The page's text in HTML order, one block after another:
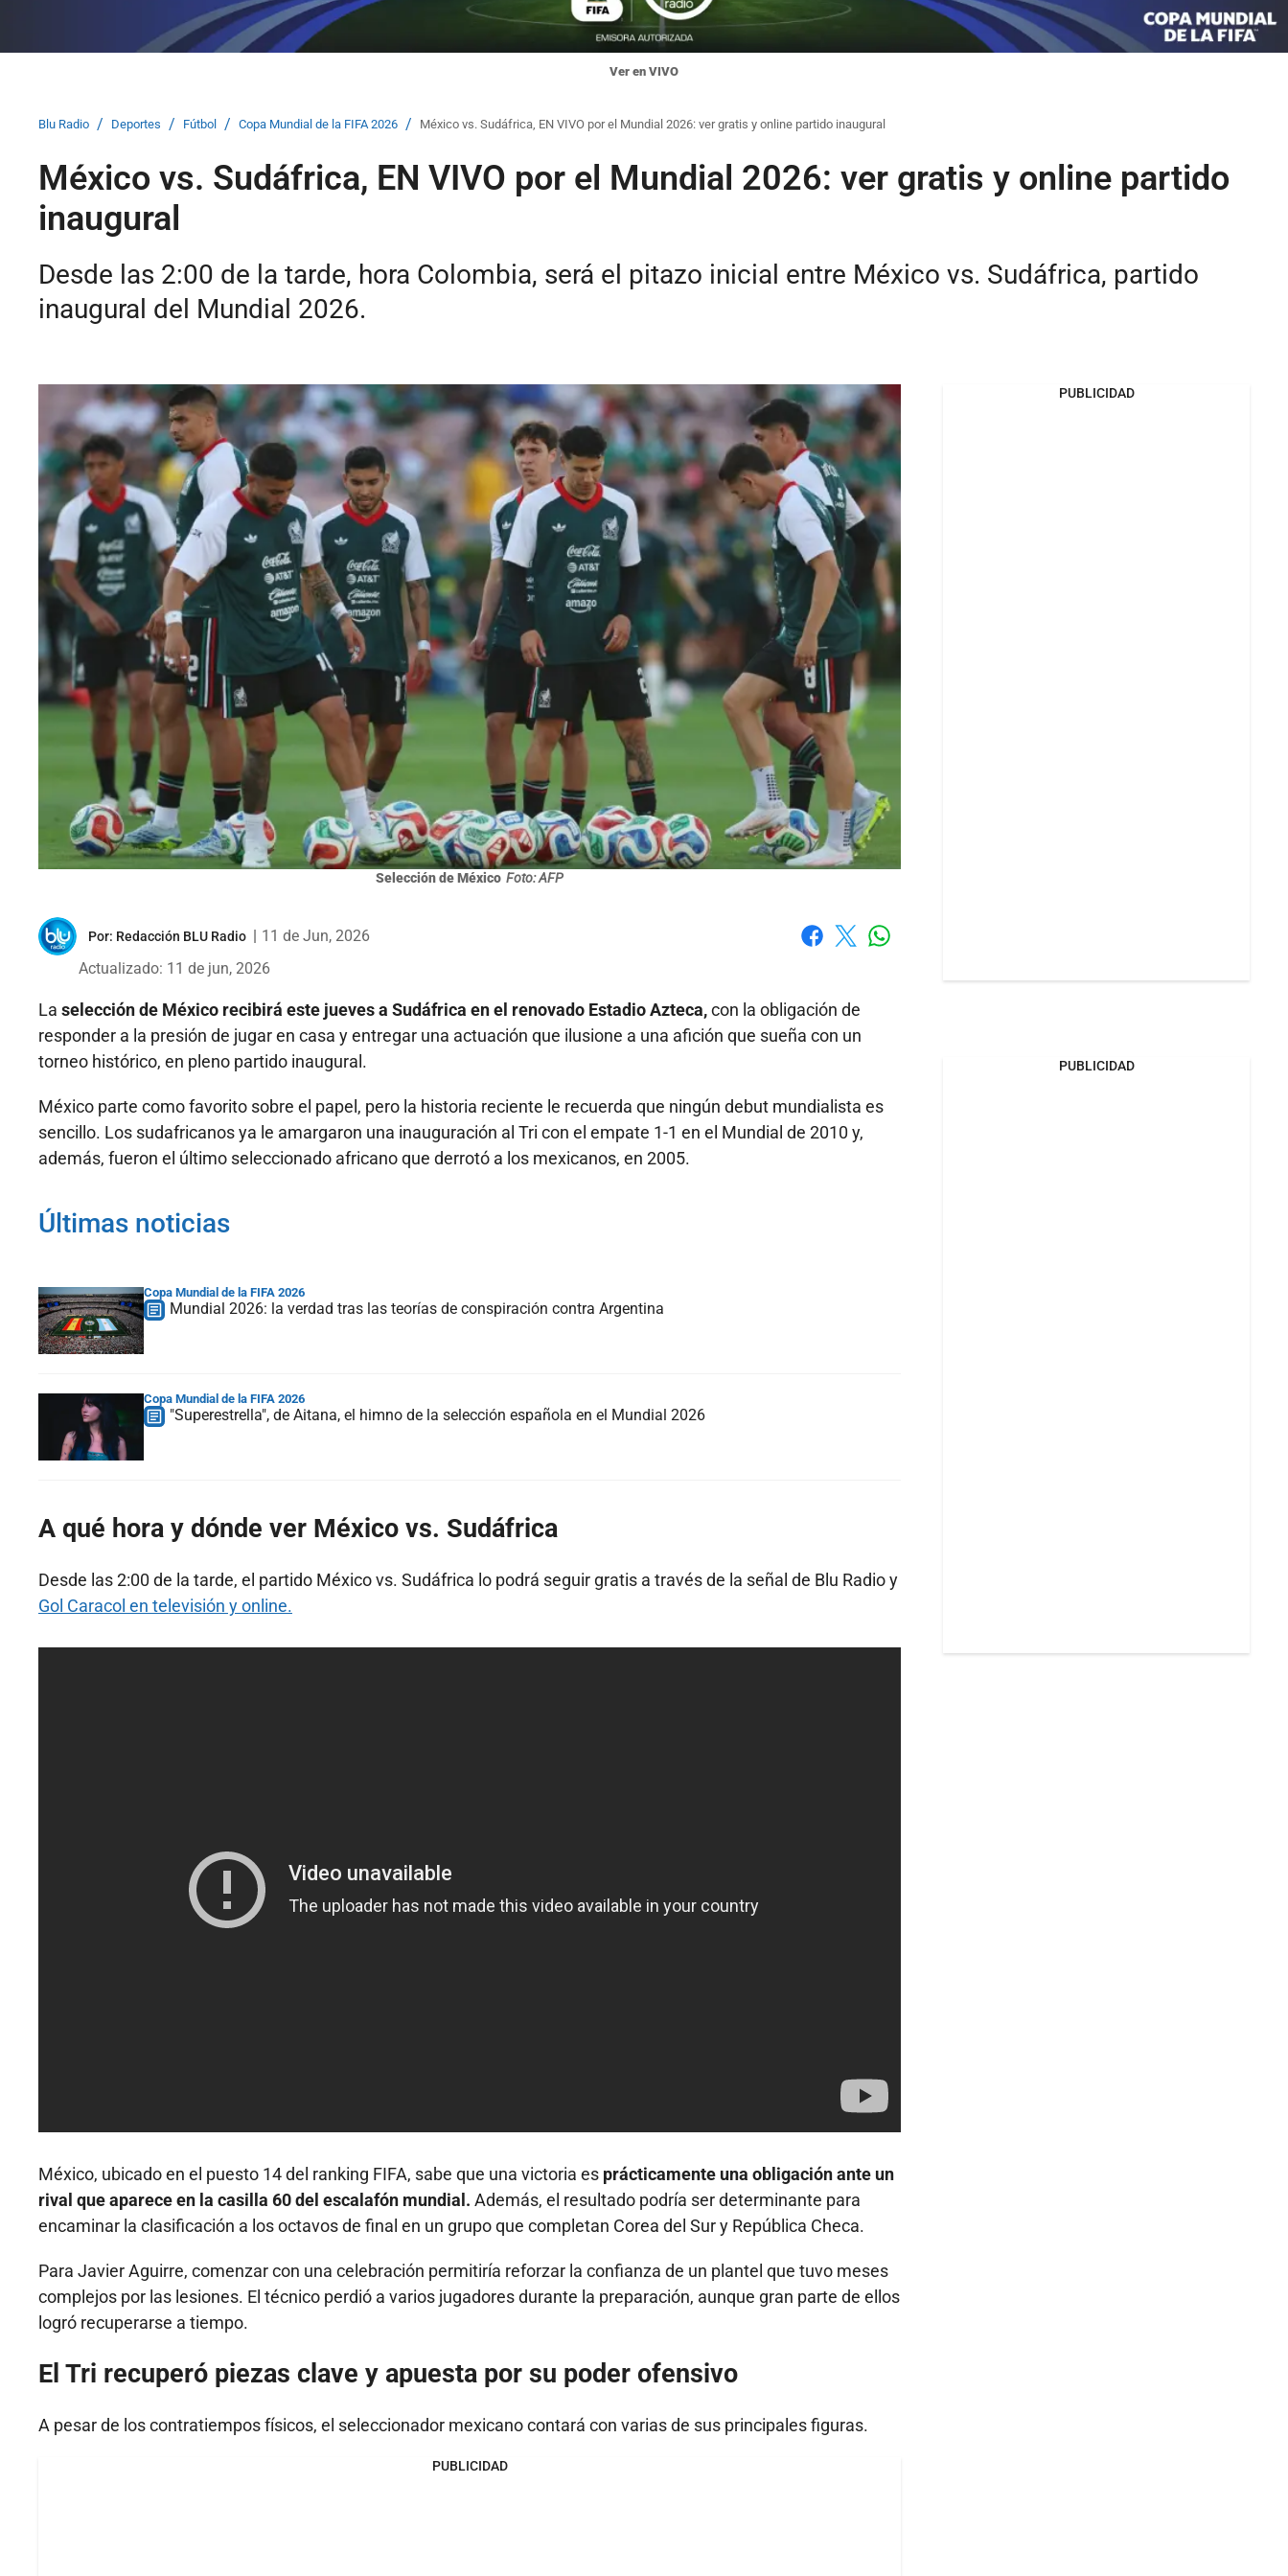
Ver en VIVO
Blu Radio / Deportes / Fútbol / Copa Mundial de la FIFA 2026 / México vs. Sudáfrica, EN VIVO por el Mundial 2026: ver gratis y online partido inaugural
México vs. Sudáfrica, EN VIVO por el Mundial 2026: ver gratis y online partido
inaugural
Desde las 2:00 de la tarde, hora Colombia, será el pitazo inicial entre México vs. Sudáfrica, partido
inaugural del Mundial 2026.
Selección de México Foto: AFP
Por: Redacción BLU Radio | 11 de Jun, 2026
Actualizado: 11 de jun, 2026
La selección de México recibirá este jueves a Sudáfrica en el renovado Estadio Azteca,con la obligación de
responder a la presión de jugar en casa y entregar una actuación que ilusione a una afición que sueña con un
torneo histórico, en pleno partido inaugural.
México parte como favorito sobre el papel, pero la historia reciente le recuerda que ningún debut mundialista es
sencillo. Los sudafricanos ya le amargaron una inauguración al Tri con el empate 1-1 en el Mundial de 2010 y,
además, fueron el último seleccionado africano que derrotó a los mexicanos, en 2005.
Últimas noticias
Copa Mundial de la FIFA 2026
Mundial 2026: la verdad tras las teorías de conspiración contra Argentina
Copa Mundial de la FIFA 2026
"Superestrella", de Aitana, el himno de la selección española en el Mundial 2026
A qué hora y dónde ver México vs. Sudáfrica
Desde las 2:00 de la tarde, el partido México vs. Sudáfrica lo podrá seguir gratis a través de la señal de Blu Radio y
Gol Caracol en televisión y online.
México, ubicado en el puesto 14 del ranking FIFA, sabe que una victoria es prácticamente una obligación ante un
rival que aparece en la casilla 60 del escalafón mundial. Además, el resultado podría ser determinante para
encaminar la clasificación a los octavos de final en un grupo que completan Corea del Sur y República Checa.
Para Javier Aguirre, comenzar con una celebración permitiría reforzar la confianza de un plantel que tuvo meses
complejos por las lesiones. El técnico perdió a varios jugadores durante la preparación, aunque gran parte de ellos
logró recuperarse a tiempo.
El Tri recuperó piezas clave y apuesta por su poder ofensivo
A pesar de los contratiempos físicos, el seleccionador mexicano contará con varias de sus principales figuras.
PUBLICIDAD
PUBLICIDAD
PUBLICIDAD